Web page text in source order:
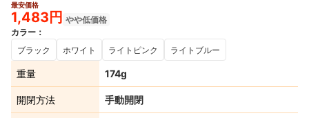
最安価格
1,483円 やや低価格
カラー ：
ブラック
ホワイト ライトピンク ライトブルー
重量 174g
開閉方法 手動開閉